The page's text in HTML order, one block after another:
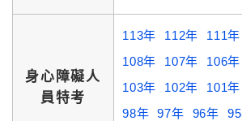
身心障礙人
員特考
113年 112年 111年
108年
107年 106年
103年
102年 101年
98年
97年 96年